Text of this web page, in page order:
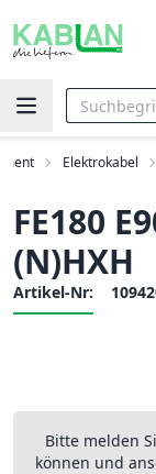
Elektrokabel
FE180
(N)HXH
Artikel-Nr:
Bitte melden
können und